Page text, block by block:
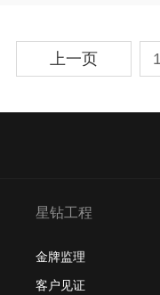
上一页
星钻工程
金牌监理
客户见证